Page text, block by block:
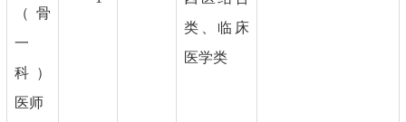
（骨
一
科）
医师
类、临床
医学类